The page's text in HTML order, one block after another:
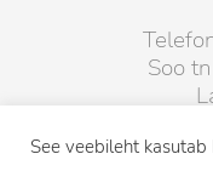
Soo
See veebileht kasutab